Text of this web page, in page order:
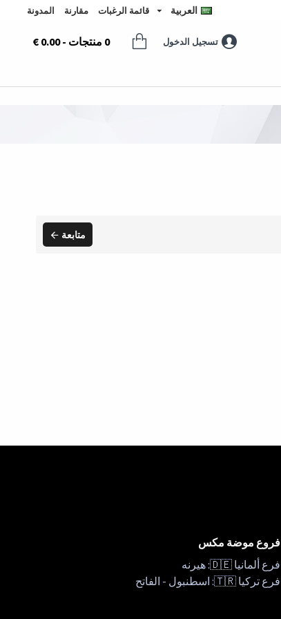
العربية قائمة الرغبات مقارنة المدونة
تسجيل الدخول 0 منتجات - 0.00 €
متابعة
فروع موضة مكس
فرع ألمانيا 🇩🇪: هيرنه
فرع تركيا 🇹🇷: اسطنبول - الفاتح